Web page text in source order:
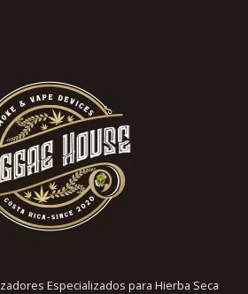
Especializados para Hierba Seca